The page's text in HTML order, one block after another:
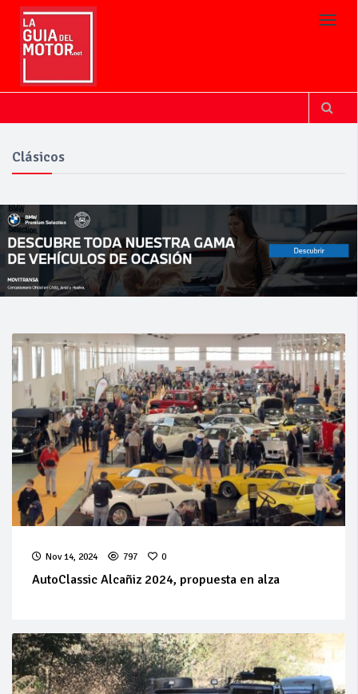
Clásicos
Nov 14, 2024 797 0
AutoClassic Alcañiz 2024, propuesta en alza